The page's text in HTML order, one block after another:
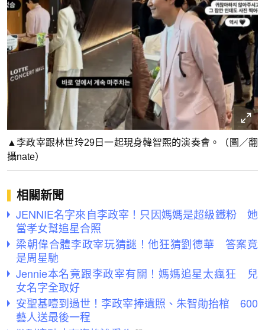
▲李政宰跟林世玲29日一起現身韓智熙的演奏會。（圖／翻
攝nate）
相關新聞
JENNIE名字來自李政宰！只因媽媽是超級鐵粉 她
當孝女幫追星合照
梁朝偉合體李政宰玩猜謎！他狂猜劉德華 答案竟
是周星馳
Jennie本名竟跟李政宰有關！媽媽追星太瘋狂 兒
女名字全取好
安聖基噎到過世！李政宰捧遺照、朱智勛抬棺 600
藝人送最後一程